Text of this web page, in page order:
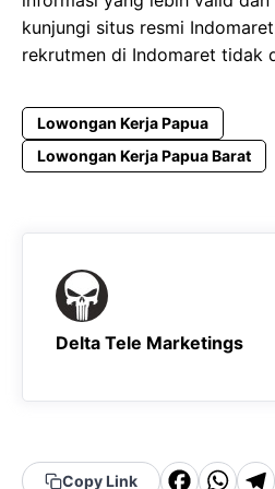
kunjungi situs resmi
rekrutmen di Indomaret tidak
Lowongan Kerja Papua
Lowongan Kerja Papua Barat
Delta Tele Marketings
Copy Link